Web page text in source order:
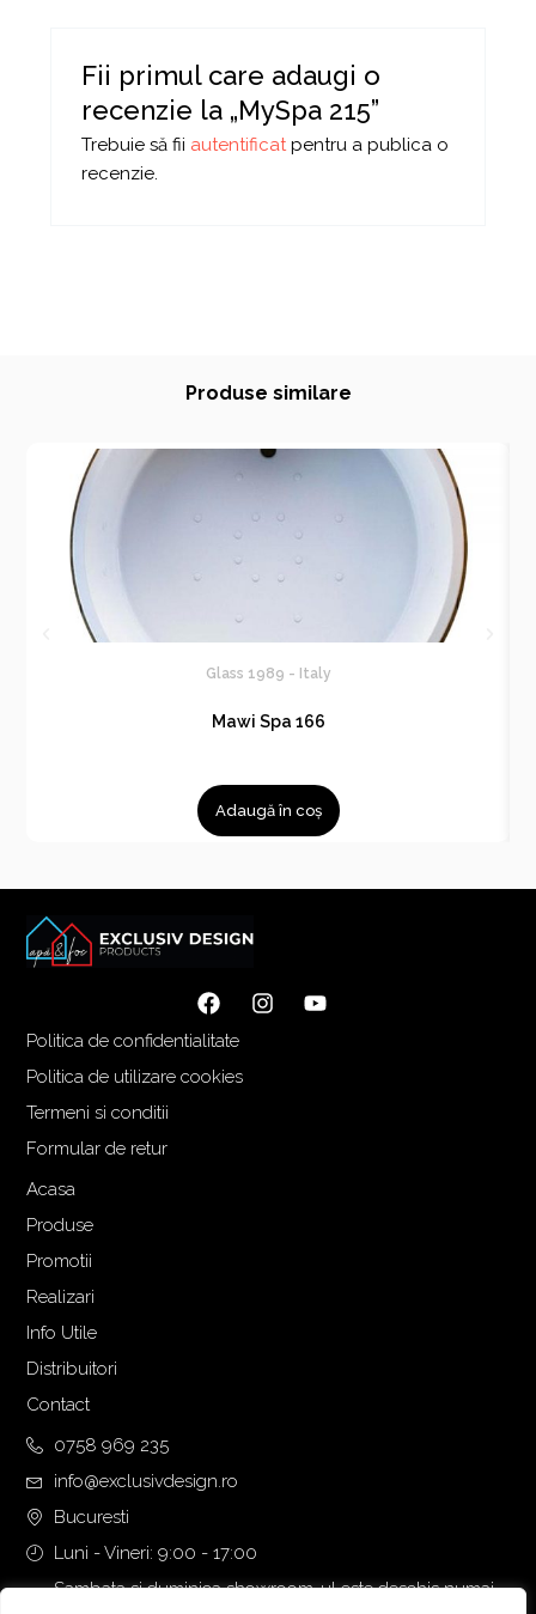
Fii primul care adaugi o
recenzie la „MySpa 215”
Trebuie să fii autentificatpentru a publica o
recenzie.
Produse similare
Glass 1989 - Italy
Mawi Spa 166
Adaugă în coș
Politica de confidentialitate
Politica de utilizare cookies
Termeni si conditii
Formular de retur
Acasa
Produse
Promotii
Realizari
Info Utile
Distribuitori
Contact
0758 969 235
info@exclusivdesign.ro
Bucuresti
Luni - Vineri: 9:00 - 17:00
Sambata si duminica showroom-ul este deschis numai